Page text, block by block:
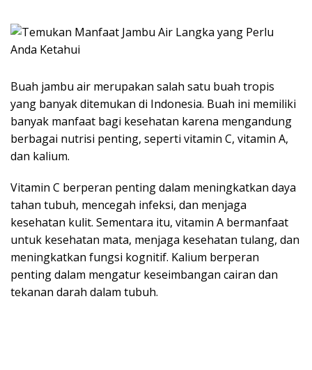
Buah jambu air merupakan salah satu buah tropis
yang banyak ditemukan di Indonesia. Buah ini memiliki
banyak manfaat bagi kesehatan karena mengandung
berbagai nutrisi penting, seperti vitamin C, vitamin A,
dan kalium.
Vitamin C berperan penting dalam meningkatkan daya
tahan tubuh, mencegah infeksi, dan menjaga
kesehatan kulit. Sementara itu, vitamin A bermanfaat
untuk kesehatan mata, menjaga kesehatan tulang, dan
meningkatkan fungsi kognitif. Kalium berperan
penting dalam mengatur keseimbangan cairan dan
tekanan darah dalam tubuh.